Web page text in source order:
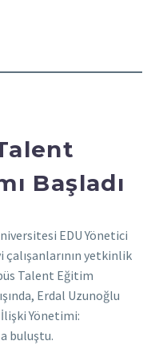
Başladı
EDU Yönetici
yetkinlik
Talent Eğitim
Erdal Uzunoğlu
Yönetimi:
buluştu.